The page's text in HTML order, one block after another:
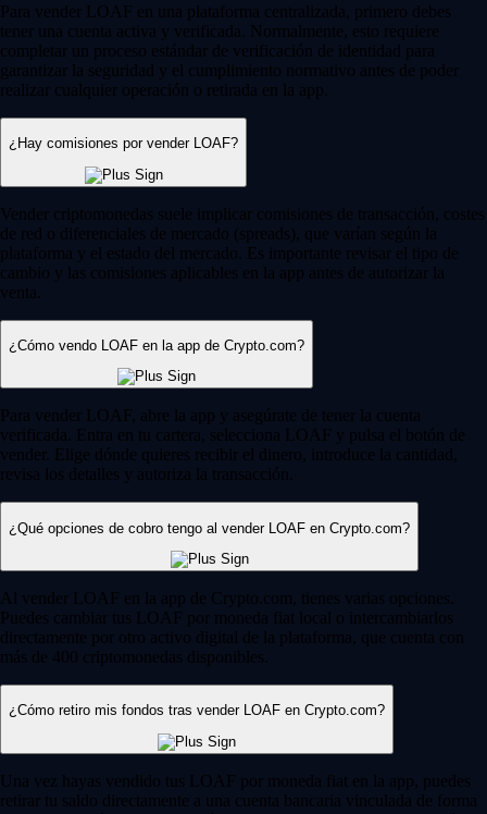
Para vender LOAF en una plataforma centralizada, primero debes
tener una cuenta activa y verificada. Normalmente, esto requiere
completar un proceso estándar de verificación de identidad para
garantizar la seguridad y el cumplimiento normativo antes de poder
realizar cualquier operación o retirada en la app.
¿Hay comisiones por vender LOAF?
Vender criptomonedas suele implicar comisiones de transacción, costes
de red o diferenciales de mercado (spreads), que varían según la
plataforma y el estado del mercado. Es importante revisar el tipo de
cambio y las comisiones aplicables en la app antes de autorizar la
venta.
¿Cómo vendo LOAF en la app de Crypto.com?
Para vender LOAF, abre la app y asegúrate de tener la cuenta
verificada. Entra en tu cartera, selecciona LOAF y pulsa el botón de
vender. Elige dónde quieres recibir el dinero, introduce la cantidad,
revisa los detalles y autoriza la transacción.
¿Qué opciones de cobro tengo al vender LOAF en Crypto.com?
Al vender LOAF en la app de Crypto.com, tienes varias opciones.
Puedes cambiar tus LOAF por moneda fiat local o intercambiarlos
directamente por otro activo digital de la plataforma, que cuenta con
más de 400 criptomonedas disponibles.
¿Cómo retiro mis fondos tras vender LOAF en Crypto.com?
Una vez hayas vendido tus LOAF por moneda fiat en la app, puedes
retirar tu saldo directamente a una cuenta bancaria vinculada de forma